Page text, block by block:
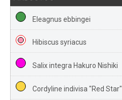
Eleagnus ebbingei
Hibiscus syriacus
Salix integra Hakuro Nishiki
Cordyline indivisa "Red Star"